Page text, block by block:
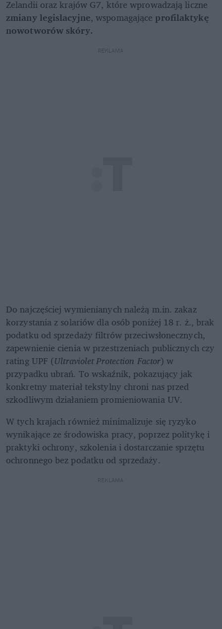
zmiany legislacyjne, wspomagające profilaktykę
nowotworów skóry.
REKLAMA
Do najczęściej wymienianych należą m.in. zakaz
korzystania z solariów dla osób poniżej 18 r. ż., brak
podatku od sprzedaży filtrów przeciwsłonecznych,
zapewnienie cienia w przestrzeniach publicznych czy
rating UPF (Ultraviolet Protection Factor) w
przypadku ubrań. To wskaźnik, pokazujący jak
konkretny materiał tekstylny chroni nas przed
szkodliwym działaniem promieniowania UV.
W tych krajach również minimalizuje się ryzyko
wynikające ze środowiska pracy, poprzez politykę i
praktyki ochrony, szkolenia i dostarczanie sprzętu
ochronnego bez podatku od sprzedaży.
REKLAMA